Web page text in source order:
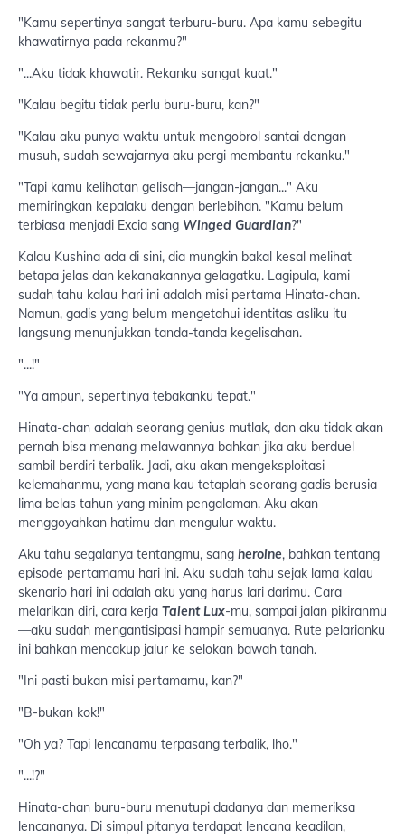
"Kamu sepertinya sangat terburu-buru. Apa kamu sebegitu
khawatirnya pada rekanmu?"
"...Aku tidak khawatir. Rekanku sangat kuat."
"Kalau begitu tidak perlu buru-buru, kan?"
"Kalau aku punya waktu untuk mengobrol santai dengan
musuh, sudah sewajarnya aku pergi membantu rekanku."
"Tapi kamu kelihatan gelisah—jangan-jangan..." Aku
memiringkan kepalaku dengan berlebihan. "Kamu belum
terbiasa menjadi Excia sang Winged Guardian?"
Kalau Kushina ada di sini, dia mungkin bakal kesal melihat
betapa jelas dan kekanakannya gelagatku. Lagipula, kami
sudah tahu kalau hari ini adalah misi pertama Hinata-chan.
Namun, gadis yang belum mengetahui identitas asliku itu
langsung menunjukkan tanda-tanda kegelisahan.
"...!"
"Ya ampun, sepertinya tebakanku tepat."
Hinata-chan adalah seorang genius mutlak, dan aku tidak akan
pernah bisa menang melawannya bahkan jika aku berduel
sambil berdiri terbalik. Jadi, aku akan mengeksploitasi
kelemahanmu, yang mana kau tetaplah seorang gadis berusia
lima belas tahun yang minim pengalaman. Aku akan
menggoyahkan hatimu dan mengulur waktu.
Aku tahu segalanya tentangmu, sang heroine, bahkan tentang
episode pertamamu hari ini. Aku sudah tahu sejak lama kalau
skenario hari ini adalah aku yang harus lari darimu. Cara
melarikan diri, cara kerja Talent Lux-mu, sampai jalan pikiranmu
—aku sudah mengantisipasi hampir semuanya. Rute pelarianku
ini bahkan mencakup jalur ke selokan bawah tanah.
"Ini pasti bukan misi pertamamu, kan?"
"B-bukan kok!"
"Oh ya? Tapi lencanamu terpasang terbalik, lho."
"...!?"
Hinata-chan buru-buru menutupi dadanya dan memeriksa
lencananya. Di simpul pitanya terdapat lencana keadilan,